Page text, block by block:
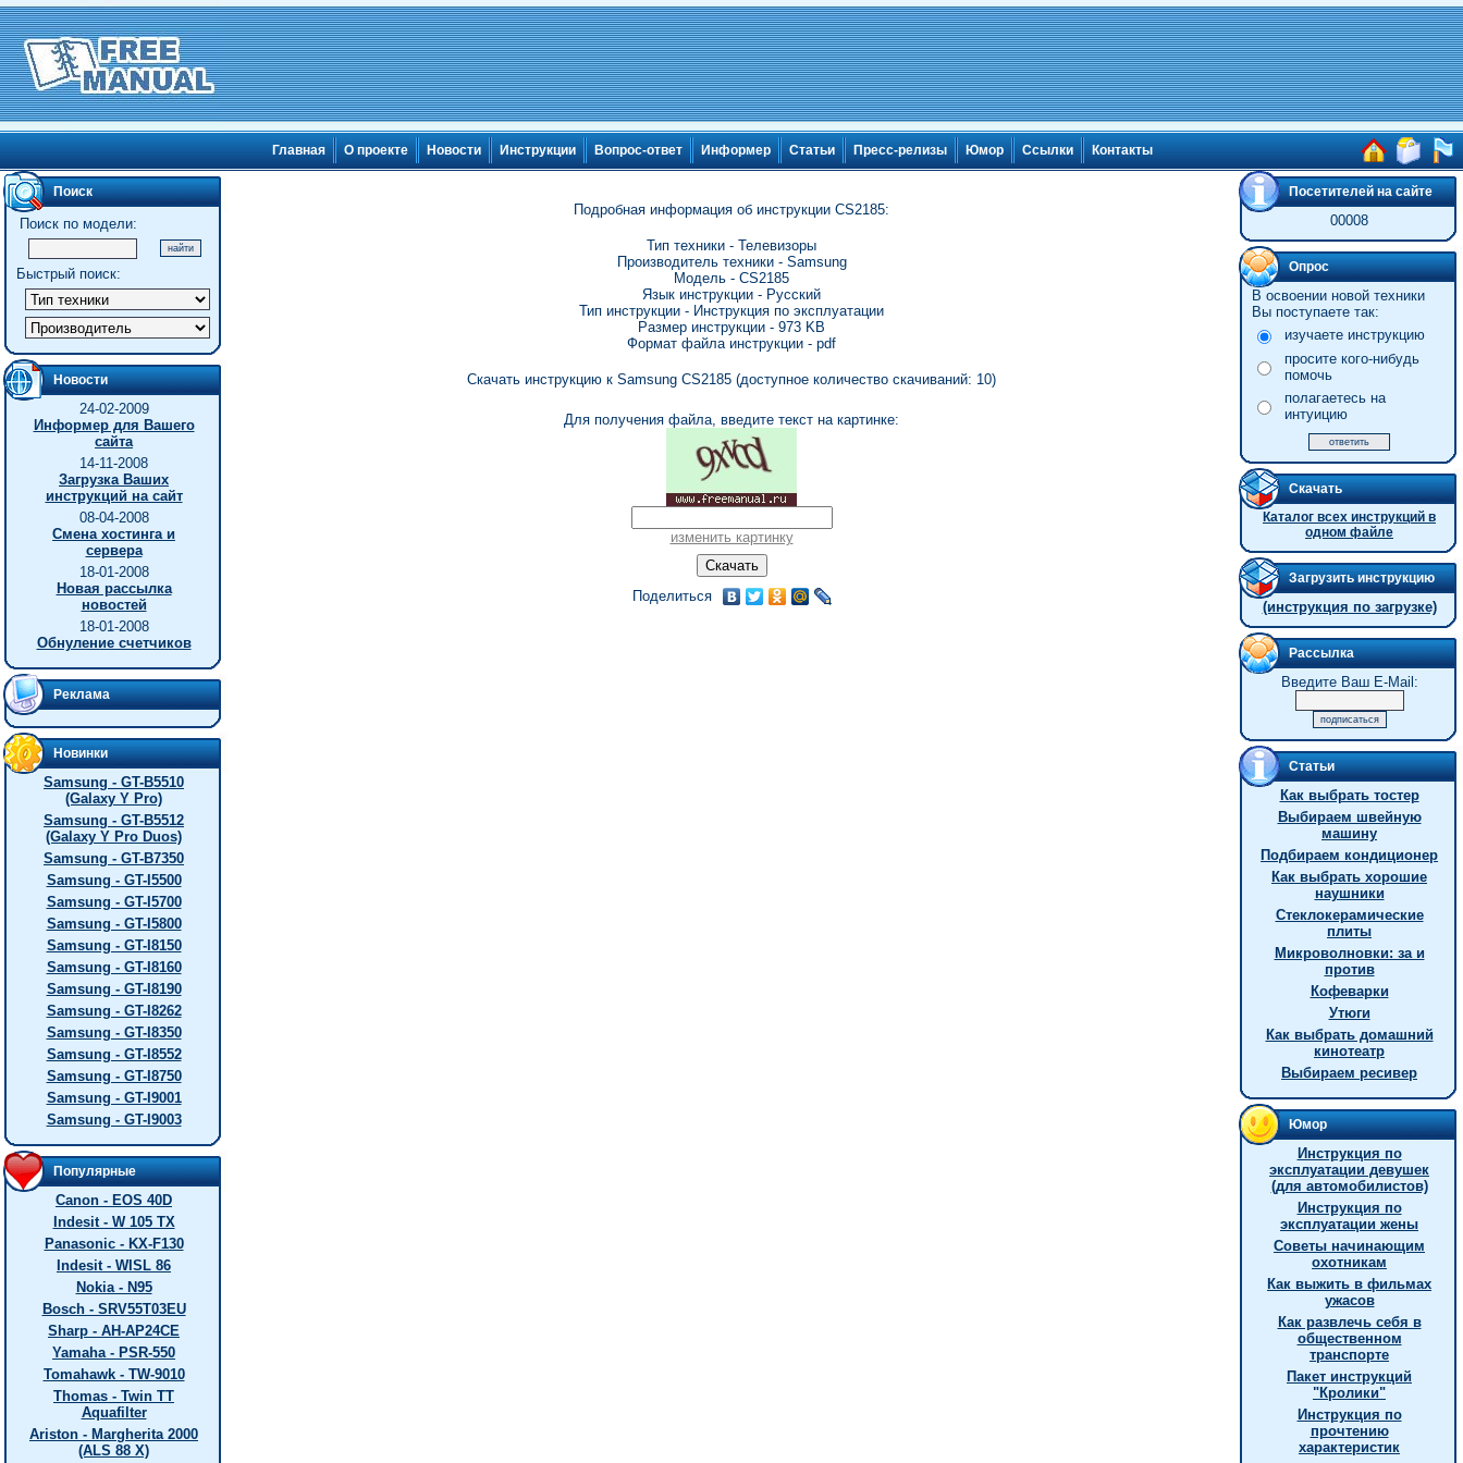
Главная О проекте Новости Инструкции Вопрос-ответ Информер Статьи Пресс-релизы Юмор Ссылки Контакты
Поиск
Поиск по модели:
Быстрый поиск:
Новости
24-02-2009
Информер для Вашего
сайта
14-11-2008
Загрузка Ваших
инструкций на сайт
08-04-2008
Смена хостинга и
сервера
18-01-2008
Новая рассылка
новостей
18-01-2008
Обнуление счетчиков
Реклама
Новинки
Samsung - GT-B5510
(Galaxy Y Pro)
Samsung - GT-B5512
(Galaxy Y Pro Duos)
Samsung - GT-B7350
Samsung - GT-I5500
Samsung - GT-I5700
Samsung - GT-I5800
Samsung - GT-I8150
Samsung - GT-I8160
Samsung - GT-I8190
Samsung - GT-I8262
Samsung - GT-I8350
Samsung - GT-I8552
Samsung - GT-I8750
Samsung - GT-I9001
Samsung - GT-I9003
Популярные
Canon - EOS 40D
Indesit - W 105 TX
Panasonic - KX-F130
Indesit - WISL 86
Nokia - N95
Bosch - SRV55T03EU
Sharp - AH-AP24CE
Yamaha - PSR-550
Tomahawk - TW-9010
Thomas - Twin TT
Aquafilter
Ariston - Margherita 2000
(ALS 88 X)
Подробная информация об инструкции CS2185:
Тип техники - Телевизоры
Производитель техники - Samsung
Модель - CS2185
Язык инструкции - Русский
Тип инструкции - Инструкция по эксплуатации
Размер инструкции - 973 KB
Формат файла инструкции - pdf
Скачать инструкцию к Samsung CS2185 (доступное количество скачиваний: 10)
Для получения файла, введите текст на картинке:
изменить картинку
Поделиться
Посетителей на сайте
00008
Опрос
В освоении новой техники
Вы поступаете так:
изучаете инструкцию
просите кого-нибудь
помочь
полагаетесь на
интуицию
Скачать
Каталог всех инструкций в
одном файле
Загрузить инструкцию
(инструкция по загрузке)
Рассылка
Введите Ваш E-Mail:
Статьи
Как выбрать тостер
Выбираем швейную
машину
Подбираем кондиционер
Как выбрать хорошие
наушники
Стеклокерамические
плиты
Микроволновки: за и
против
Кофеварки
Утюги
Как выбрать домашний
кинотеатр
Выбираем ресивер
Юмор
Инструкция по
эксплуатации девушек
(для автомобилистов)
Инструкция по
эксплуатации жены
Советы начинающим
охотникам
Как выжить в фильмах
ужасов
Как развлечь себя в
общественном
транспорте
Пакет инструкций
"Кролики"
Инструкция по
прочтению
характеристик